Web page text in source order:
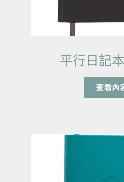
平行日記
查看內